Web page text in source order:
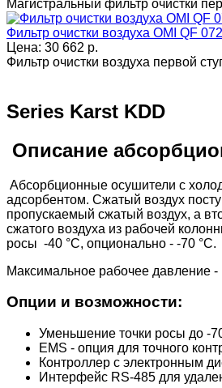
Магистральный фильтр очистки
Фильтр очистки воздуха OMI QF 072
Цена: 30 662 р.
Фильтр очистки воздуха первой
Series Karst KDD
Описание
Абсорбционные осушители с
адсорбентом. Сжатый воздух
пропускаемый сжатый воздух, а
сжатого воздуха из рабочей
росы -40 °C, опционально - -70 °C.
Максимальное рабочее давление -
Опции и возможности:
Уменьшение точки росы до -
EMS - опция для точного
Контроллер с электронным
Интерфейс RS-485 для